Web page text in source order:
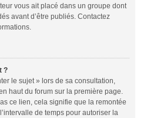
vous ait placé dans un groupe dont
avant d’être publiés. Contactez
?
le sujet » lors de sa consultation,
haut du forum sur la première page.
ce lien, cela signifie que la remontée
de temps pour autoriser la